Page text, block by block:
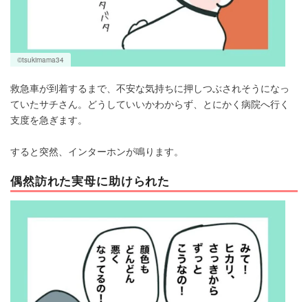
©tsukimama34
救急車が到着するまで、不安な気持ちに押しつぶされそうになっ
ていたサチさん。どうしていいかわからず、とにかく病院へ行く
支度を急ぎます。
すると突然、インターホンが鳴ります。
偶然訪れた実母に助けられた